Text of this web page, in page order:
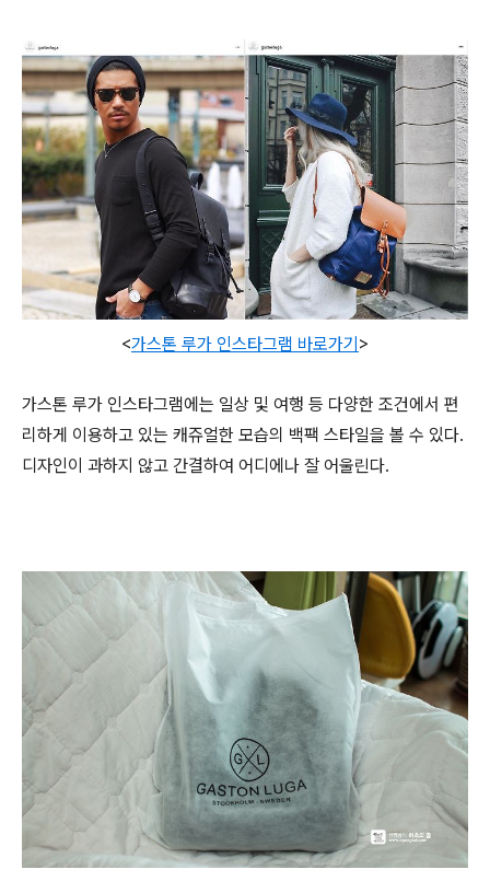
<가스톤 루가 인스타그램 바로가기>
가스톤 루가 인스타그램에는 일상 및 여행 등 다양한 조건에서 편
리하게 이용하고 있는 캐쥬얼한 모습의 백팩 스타일을 볼 수 있다.
디자인이 과하지 않고 간결하여 어디에나 잘 어울린다.